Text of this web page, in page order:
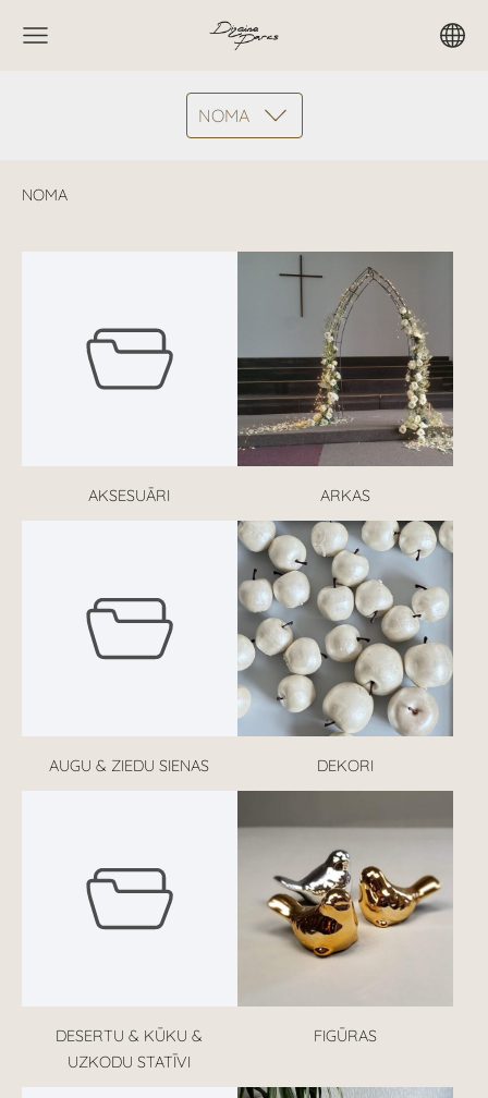
NOMA
NOMA
AKSESUĀRI ARKAS
AUGU & ZIEDU SIENAS DEKORI
DESERTU & KŪKU &
UZKODU STATĪVI
FIGŪRAS